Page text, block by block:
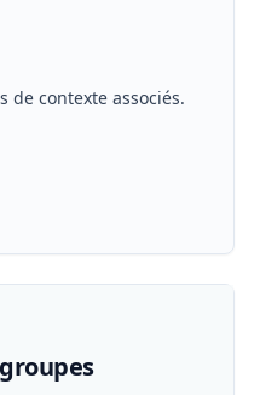
contexte associés.